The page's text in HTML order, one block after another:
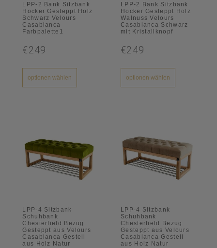
LPP-2 Bank Sitzbank
Hocker Gesteppt Holz
Schwarz Velours
Casablanca
Farbpalette1
€249
optionen wählen
LPP-2 Bank Sitzbank
Hocker Gesteppt Holz
Walnuss Velours
Casablanca Schwarz
mit Kristallknopf
€249
optionen wählen
LPP-4 Sitzbank
Schuhbank
Chesterfield Bezug
Gesteppt aus Velours
Casablanca Gestell
aus Holz Natur
LPP-4 Sitzbank
Schuhbank
Chesterfield Bezug
Gesteppt aus Velours
Casablanca Gestell
aus Holz Natur